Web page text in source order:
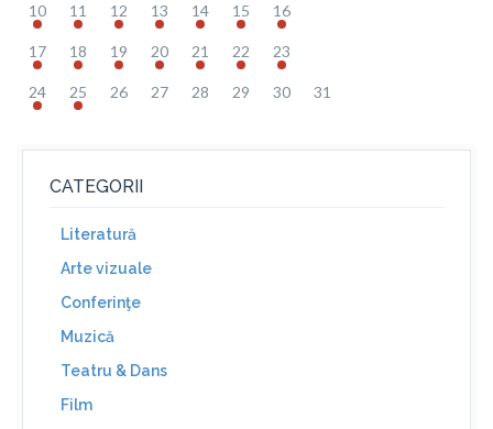
10 11 12 13 14 15 16
17 18 19 20 21 22 23
24 25 26 27 28 29 30 31
CATEGORII
Literatură
Arte vizuale
Conferinţe
Muzică
Teatru & Dans
Film